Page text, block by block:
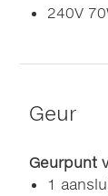
240V
Geur
Geurpunt
1